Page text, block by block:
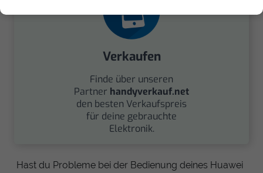
Verkaufen
Finde über unseren
Partner handyverkauf.net
den besten Verkaufspreis
für deine gebrauchte
Elektronik.
Hast du Probleme bei der Bedienung deines Huawei